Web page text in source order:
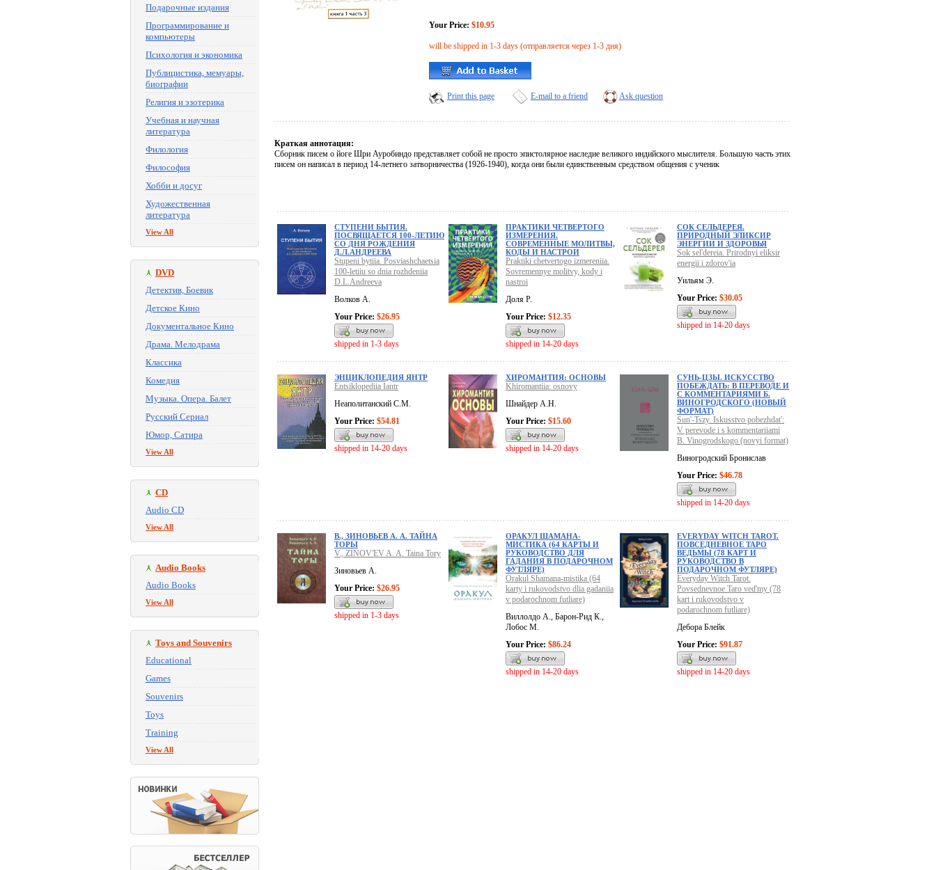
Подарочные издания
Программирование и
компьютеры
Психология и экономика
Публицистика, мемуары,
биографии
Религия и эзотерика
Учебная и научная
литература
Филология
Философия
Хобби и досуг
Художественная
литература
View All
DVD
Детектив, Боевик
Детское Кино
Документальное Кино
Драма. Мелодрама
Классика
Комедия
Музыка. Опера. Балет
Русский Сериал
Юмор, Сатира
View All
CD
Audio CD
View All
Audio Books
Audio Books
View All
Toys and Souvenirs
Educational
Games
Souvenirs
Toys
Training
View All
Your Price: $10.95
will be shipped in 1-3 days (отправляется через 1-3 дня)
Print this page E-mail to a friend Ask question
Краткая аннотация:
Сборник писем о йоге Шри Ауробиндо представляет собой не просто эпистолярное наследие великого индийского мыслителя. Большую часть этих
писем он написал в период 14-летнего затворничества (1926-1940), когда они были единственным средством общения с ученик
СТУПЕНИ БЫТИЯ.
ПОСВЯЩАЕТСЯ 100-ЛЕТИЮ
СО ДНЯ РОЖДЕНИЯ
Д.Л.АНДРЕЕВА
Stupeni bytiia. Posviashchaetsia
100-letiiu so dnia rozhdeniia
D.L.Andreeva
Волков А.
Your Price: $26.95
shipped in 1-3 days
ПРАКТИКИ ЧЕТВЕРТОГО
ИЗМЕРЕНИЯ.
СОВРЕМЕННЫЕ МОЛИТВЫ,
КОДЫ И НАСТРОИ
Praktiki chetvertogo izmereniia.
Sovremennye molitvy, kody i
nastroi
Доля Р.
Your Price: $12.35
shipped in 14-20 days
СОК СЕЛЬДЕРЕЯ.
ПРИРОДНЫЙ ЭЛИКСИР
ЭНЕРГИИ И ЗДОРОВЬЯ
Sok sel'dereia. Prirodnyi eliksir
energii i zdorov'ia
Уильям Э.
Your Price: $30.05
shipped in 14-20 days
ЭНЦИКЛОПЕДИЯ ЯНТР
Entsiklopediia Iantr
Неаполитанский С.М.
Your Price: $54.81
shipped in 14-20 days
ХИРОМАНТИЯ: ОСНОВЫ
Khiromantiia: osnovy
Шнайдер А.Н.
Your Price: $15.60
shipped in 14-20 days
СУНЬ-ЦЗЫ. ИСКУССТВО
ПОБЕЖДАТЬ: В ПЕРЕВОДЕ И
С КОММЕНТАРИЯМИ Б.
ВИНОГРОДСКОГО (НОВЫЙ
ФОРМАТ)
Sun'-Tszy. Iskusstvo pobezhdat':
V perevode i s kommentariiami
B. Vinogrodskogo (novyi format)
Виногродский Бронислав
Your Price: $46.78
shipped in 14-20 days
В., ЗИНОВЬЕВ А. А. ТАЙНА
ТОРЫ
V., ZINOV'EV A. A. Taina Tory
Зиновьев А.
Your Price: $26.95
shipped in 1-3 days
ОРАКУЛ ШАМАНА-
МИСТИКА (64 КАРТЫ И
РУКОВОДСТВО ДЛЯ
ГАДАНИЯ В ПОДАРОЧНОМ
ФУТЛЯРЕ)
Orakul Shamana-mistika (64
karty i rukovodstvo dlia gadaniia
v podarochnom futliare)
Виллолдо А., Барон-Рид К.,
Лобос М.
Your Price: $86.24
shipped in 14-20 days
EVERYDAY WITCH TAROT.
ПОВСЕДНЕВНОЕ ТАРО
ВЕДЬМЫ (78 КАРТ И
РУКОВОДСТВО В
ПОДАРОЧНОМ ФУТЛЯРЕ)
Everyday Witch Tarot.
Povsednevnoe Taro ved'my (78
kart i rukovodstvo v
podarochnom futliare)
Дебора Блейк
Your Price: $91.87
shipped in 14-20 days